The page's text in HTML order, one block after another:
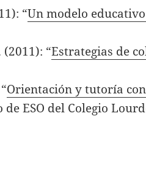
“Un modelo
(2011): “Estrategias de
Orientación y tutoría
ESO del Colegio